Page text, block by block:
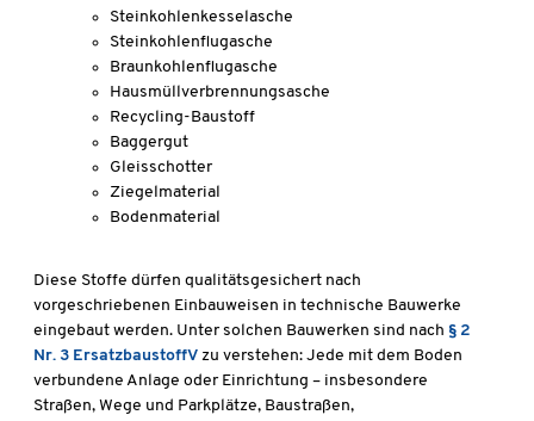
Steinkohlenkesselasche
Steinkohlenflugasche
Braunkohlenflugasche
Hausmüllverbrennungsasche
Recycling-Baustoff
Baggergut
Gleisschotter
Ziegelmaterial
Bodenmaterial
Diese Stoffe dürfen qualitätsgesichert nach
vorgeschriebenen Einbauweisen in technische Bauwerke
eingebaut werden. Unter solchen Bauwerken sind nach § 2
Nr. 3 ErsatzbaustoffV zu verstehen: Jede mit dem Boden
verbundene Anlage oder Einrichtung – insbesondere
Straßen, Wege und Parkplätze, Baustraßen,